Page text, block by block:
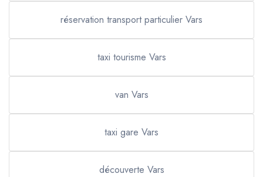
réservation transport particulier Vars
taxi tourisme Vars
van Vars
taxi gare Vars
découverte Vars